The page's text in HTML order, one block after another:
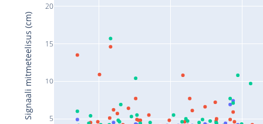
5
10
15
20
Signaali mitmeteelisus (cm)